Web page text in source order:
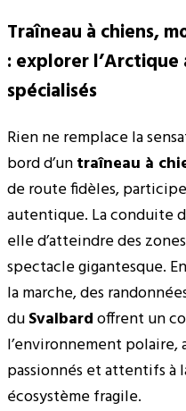
Traîneau à chiens,
: explorer l’Arctique
spécialisés
Rien ne remplace la
bord d’untraîneau à
de route fidèles,
autentique. La conduite
elle d’atteindre des
spectacle gigantesque.
la marche, des
duSvalbardoffrent un
l’environnement polaire,
passionnés et attentifs à
écosystème fragile.